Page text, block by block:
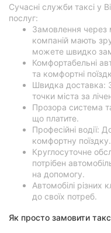
Сучасні служби таксі у
послуг:
Замовлення через
компаній мають
можете швидко
Комфортабельні
та комфортні
Швидка доставка:
точки міста за
Прозора система
що платите.
Професійні водії:
комфортну поїздку.
Круглосуточне
потрібен
на допомогу.
Автомобілі різних
до своїх потреб.
Як просто замовити